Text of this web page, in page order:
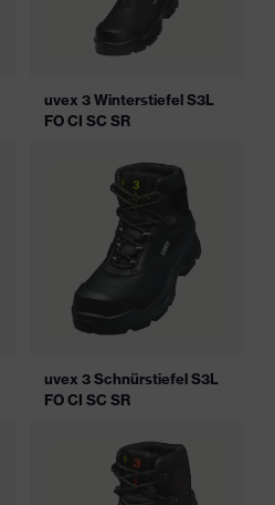
uvex 3 Winterstiefel S3L
FO CI SC SR
uvex 3 Schnürstiefel S3L
FO CI SC SR